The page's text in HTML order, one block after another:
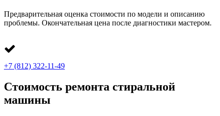
Предварительная оценка стоимости по модели и описанию
проблемы. Окончательная цена после диагностики мастером.
+7 (812) 322-11-49
Стоимость ремонта стиральной
машины